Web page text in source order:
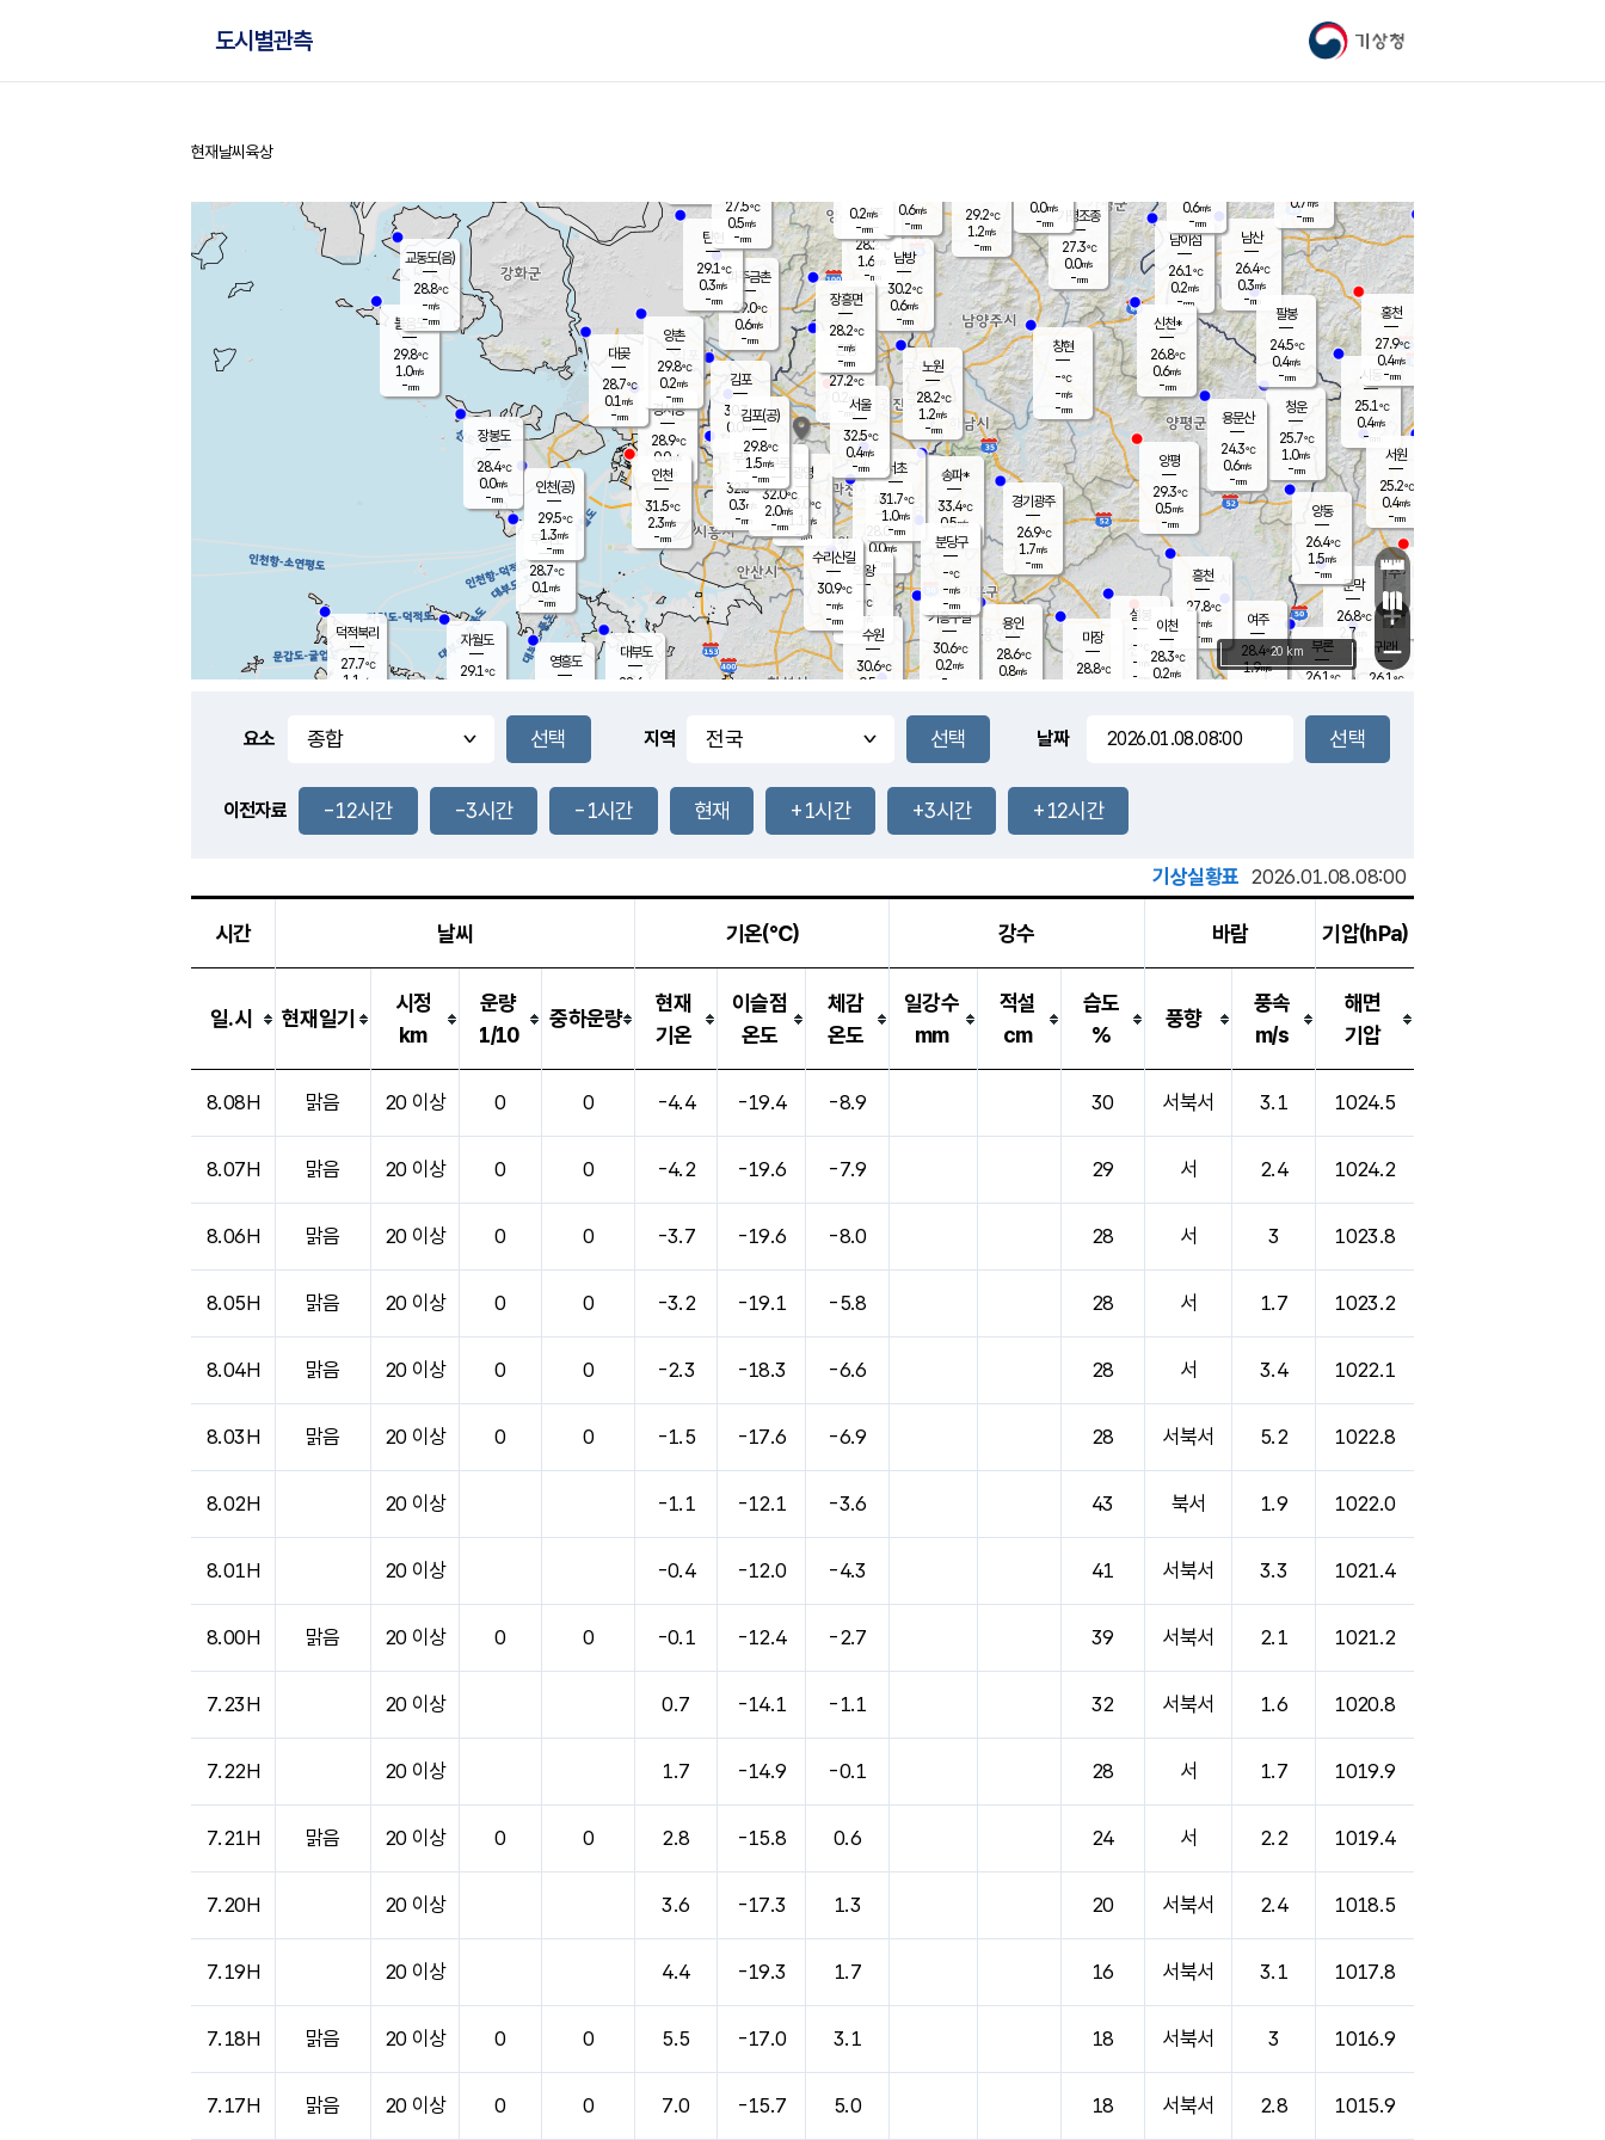
기상청
도시별관측
홈
현재날씨 육상
풍도
1.0m/s
문막
26.8℃
2.7m/s
mm
남이섬
26.1℃
0.2m/s
-mm
무의도
28.7℃
0.1 m/s
-mm
영흥도
볼음도
29.8℃
1.0m/s
-mm
자월도
29.1℃
양주
28.2℃
1.6
-mm
부론
26.1 ℃
과천
28.0℃
0.0m/s
- mm
남산
26.4℃
0.3m/s
-mm
장봉도
28.4℃
0.0m/s
-mm
-mm
청운
25.7℃
1.0m/s
-mm
팔봉
24.5℃
0.4m/s
-mm
-mm
용인
28.6℃
0.8m/s
여주
28.4℃
1.9m/s
양동
26.4℃
1.5m/s
-mm
경기광주
26.9℃
1.7m/s
-mm
장호원
0.6m/s
-mm
27.7
℃
대부도
28.6
-
경서동
28.9℃
0.0m/s
-mm
파주금촌
29.0℃
0.6m/s
-mm
가평조종
27.3℃
0.0m/s
-mm
29.2℃
1.2m/s
-mm
대곶
28.7℃
0.1 m/s
-mm
신천*
26.8℃
0.6m/s
-mm
창현
-℃
-m/s
-mm
탄현
29.1℃
0.3m/s
-mm
0.0m/s
-mm
31.5℃
0.0m/s
-mm
흥천
27.8℃
-m/s
-mm
마장
28.8℃
의왕
- ℃
m/s
mm
김포
30.3℃
0.0 m/s
mm
설봉
-
-m/s
- mm
광명
33.0
℃
1.1 m/s
-mm
부천
32.3℃
0.3m/s
-mm
-mm
양촌
29.8℃
0.2m/s
-mm
구로
32.0℃
2.0m/s
-mm
은평
27.2℃
0.2 m/s
- mm
노원
28.2℃
1.2m/s
-mm
송파*
33.4℃
0.5m/s
-mm
서초
31.7℃
1.0m/s
-mm
남방
30.2℃
0.6m/s
-mm
기흥구갈
30.6℃
0.2m/s
-
수리산길
30.9℃
-m/s
-mm
분당구
-℃
-m/s
-mm
장흥면
28.2℃
-m/s
-mm
0.2m/s
-mm
시동
25.1℃
0.4m/s
- mm
귀래
26.1 ℃
서원
25.2℃
0.4m/s
-mm
용문산
24.3℃
0.6m/s
-mm
덕적북리
27.7℃
1.1 m/s
인천(공)
29.5℃
1.3m/s
-mm
김포(공)
29.8℃
1.5m/s
-mm
교동도(음)
28.8℃
-m/s
-mm
홍천
27.9℃
0.4m/s
-mm
이천
28.3℃
0.2m/s
양평
29.3℃
0.5m/s
-mm
수원
30.6℃
0.5 m/s
인천
31.5℃
2.3m/s
-mm
서울
32.5℃
0.4m/s
-mm
0.7 m/s
-mm
27.5℃
0.5m/s
-mm
0.6m/s
-mm
+
−
20 km
요소 지역 날짜
이전자료 -12시간 -3시간 -1시간 현재 +1시간 +3시간 +12시간
기상실황표 2026.01.08.08:00
시간 날씨 기온(℃) 강수 바람 기압(hPa)
일.시 현재일기
시정
km
운량
1/10
중하운량
현재
기온
이슬점
온도
체감
온도
일강수
mm
적설
cm
습도
%
풍향
풍속
m/s
해면
기압
8.08H 맑음 20 이상 0 0 -4.4 -19.4 -8.9 30 서북서 3.1 1024.5
8.07H 맑음 20 이상 0 0 -4.2 -19.6 -7.9 29 서 2.4 1024.2
8.06H 맑음 20 이상 0 0 -3.7 -19.6 -8.0 28 서 3 1023.8
8.05H 맑음 20 이상 0 0 -3.2 -19.1 -5.8 28 서 1.7 1023.2
8.04H 맑음 20 이상 0 0 -2.3 -18.3 -6.6 28 서 3.4 1022.1
8.03H 맑음 20 이상 0 0 -1.5 -17.6 -6.9 28 서북서 5.2 1022.8
8.02H 20 이상 -1.1 -12.1 -3.6 43 북서 1.9 1022.0
8.01H 20 이상 -0.4 -12.0 -4.3 41 서북서 3.3 1021.4
8.00H 맑음 20 이상 0 0 -0.1 -12.4 -2.7 39 서북서 2.1 1021.2
7.23H 20 이상 0.7 -14.1 -1.1 32 서북서 1.6 1020.8
7.22H 20 이상 1.7 -14.9 -0.1 28 서 1.7 1019.9
7.21H 맑음 20 이상 0 0 2.8 -15.8 0.6 24 서 2.2 1019.4
7.20H 20 이상 3.6 -17.3 1.3 20 서북서 2.4 1018.5
7.19H 20 이상 4.4 -19.3 1.7 16 서북서 3.1 1017.8
7.18H 맑음 20 이상 0 0 5.5 -17.0 3.1 18 서북서 3 1016.9
7.17H 맑음 20 이상 0 0 7.0 -15.7 5.0 18 서북서 2.8 1015.9